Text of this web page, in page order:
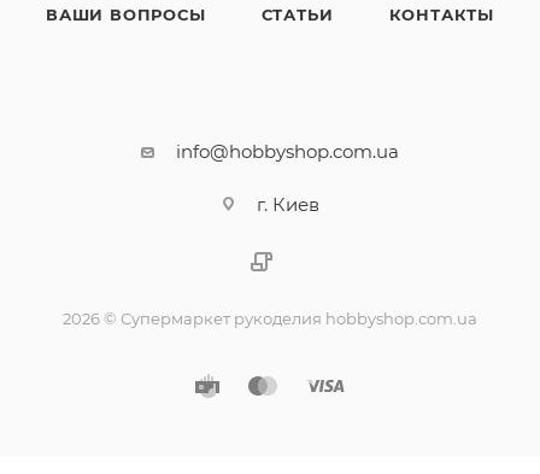
ВАШИ ВОПРОСЫ СТАТЬИ КОНТАКТЫ
info@hobbyshop.com.ua
г. Киев
2026 © Супермаркет рукоделия hobbyshop.com.ua